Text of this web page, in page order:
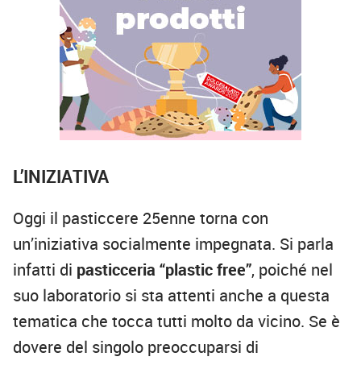
L’INIZIATIVA
Oggi il pasticcere 25enne torna con
un’iniziativa socialmente impegnata. Si parla
infatti di pasticceria “plastic free”, poiché nel
suo laboratorio si sta attenti anche a questa
tematica che tocca tutti molto da vicino. Se è
dovere del singolo preoccuparsi di